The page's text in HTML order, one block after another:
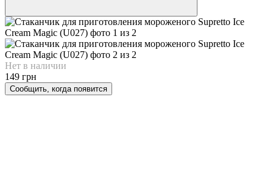
Нет в наличии
149 грн
Сообщить, когда появится